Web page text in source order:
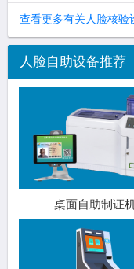
查看更多有关人脸核验
人脸自助设备推荐
桌面自助制证